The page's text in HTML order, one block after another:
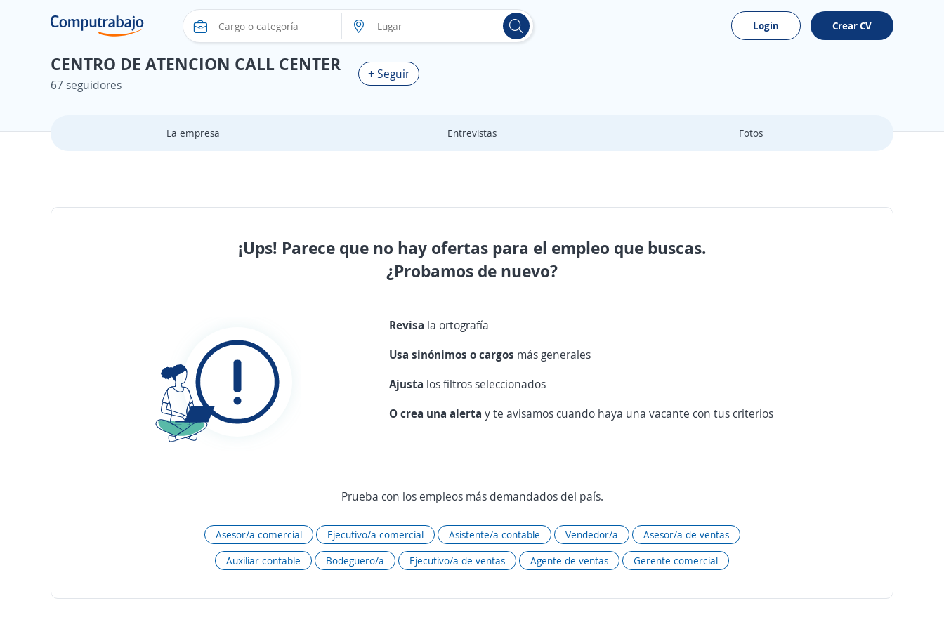
Login Crear CV
CENTRO DE ATENCION CALL CENTER
67 seguidores
+ Seguir
La empresa Entrevistas Fotos
¡Ups! Parece que no hay ofertas para el empleo que buscas.
¿Probamos de nuevo?
Revisa la ortografía
Usa sinónimos o cargos más generales
Ajusta los filtros seleccionados
O crea una alertay te avisamos cuando haya una vacante con tus criterios
Prueba con los empleos más demandados del país.
Asesor/a comercial Ejecutivo/a comercial Asistente/a contable Vendedor/a
Asesor/a de ventas
Auxiliar contable
Bodeguero/a Ejecutivo/a de ventas Agente de ventas Gerente comercial